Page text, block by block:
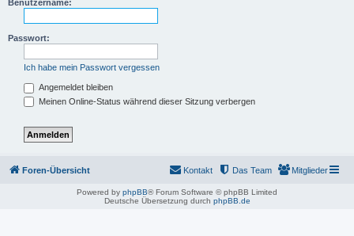
Benutzername:
Passwort:
Ich habe mein Passwort vergessen
Angemeldet bleiben
Meinen Online-Status während dieser Sitzung verbergen
Foren-Übersicht Mitglieder
Das Team
Kontakt
Powered by phpBB® Forum Software © phpBB Limited
Deutsche Übersetzung durch phpBB.de